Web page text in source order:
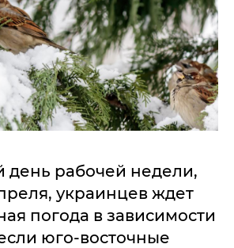
день рабочей недели,
украинцев ждет
погода в зависимости
юго-восточные